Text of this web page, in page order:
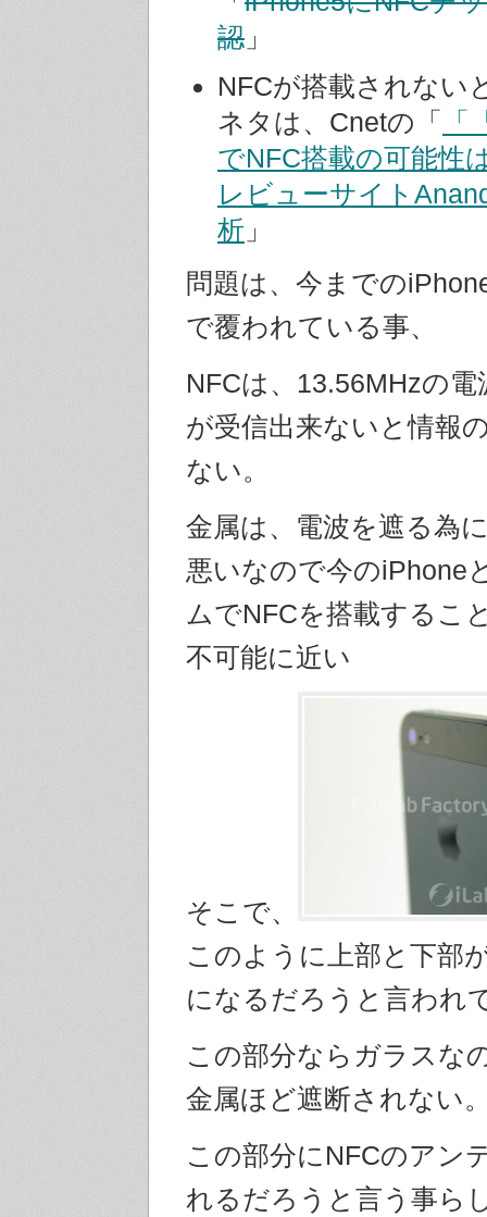
認」
NFCが搭載されない
ネタは、Cnetの「
でNFC搭載の可能性
レビューサイト
析」
問題は、今までの
で覆われている事、
NFCは、13.56MHzの
が受信出来ないと情報
ない。
金属は、電波を遮る為
悪いなので今のiPhone
ムでNFCを搭載するこ
不可能に近い
そこで、
このように上部と下部
になるだろうと言われ
この部分ならガラスな
金属ほど遮断されない
この部分にNFCのアン
れるだろうと言う事ら